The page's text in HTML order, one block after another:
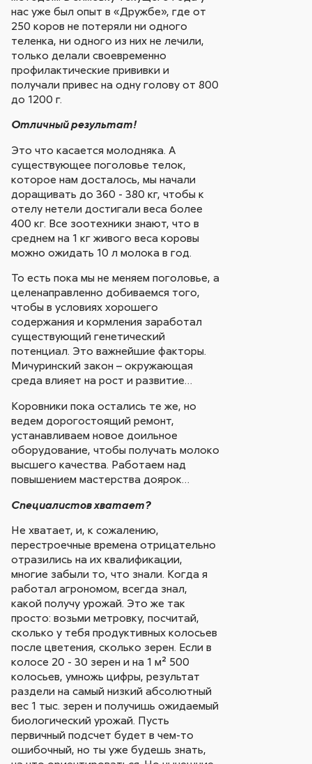
нас уже был опыт в «Дружбе», где от
250 коров не потеряли ни одного
теленка, ни одного из них не лечили,
только делали своевременно
профилактические прививки и
получали привес на одну голову от 800
до 1200 г.
Отличный результат!
Это что касается молодняка. А
существующее поголовье телок,
которое нам досталось, мы начали
доращивать до 360 - 380 кг, чтобы к
отелу нетели достигали веса более
400 кг. Все зоотехники знают, что в
среднем на 1 кг живого веса коровы
можно ожидать 10 л молока в год.
То есть пока мы не меняем поголовье, а
целенаправленно добиваемся того,
чтобы в условиях хорошего
содержания и кормления заработал
существующий генетический
потенциал. Это важнейшие факторы.
Мичуринский закон – окружающая
среда влияет на рост и развитие…
Коровники пока остались те же, но
ведем дорогостоящий ремонт,
устанавливаем новое доильное
оборудование, чтобы получать молоко
высшего качества. Работаем над
повышением мастерства доярок…
Специалистов хватает?
Не хватает, и, к сожалению,
перестроечные времена отрицательно
отразились на их квалификации,
многие забыли то, что знали. Когда я
работал агрономом, всегда знал,
какой получу урожай. Это же так
просто: возьми метровку, посчитай,
сколько у тебя продуктивных колосьев
после цветения, сколько зерен. Если в
колосе 20 - 30 зерен и на 1 м² 500
колосьев, умножь цифры, результат
раздели на самый низкий абсолютный
вес 1 тыс. зерен и получишь ожидаемый
биологический урожай. Пусть
первичный подсчет будет в чем-то
ошибочный, но ты уже будешь знать,